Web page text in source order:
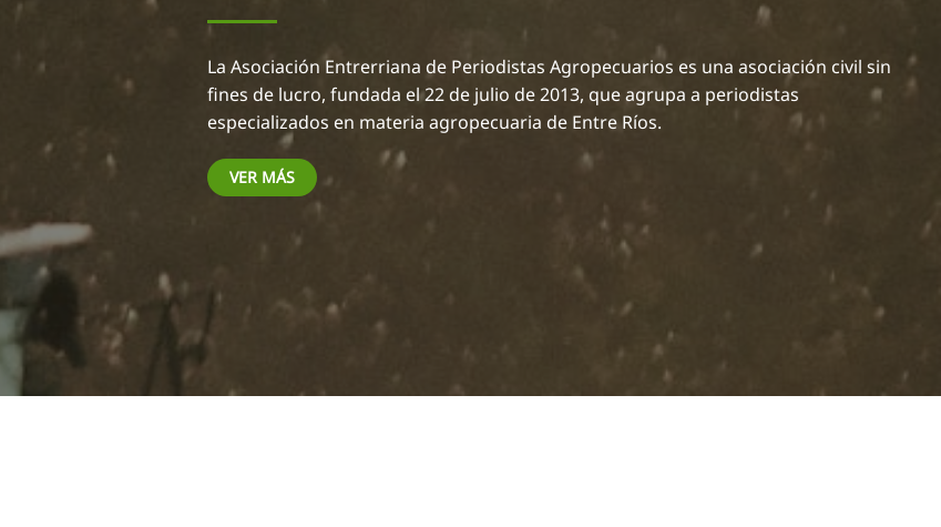
La Asociación Entrerriana de Periodistas Agropecuarios es una asociación civil sin
fines de lucro, fundada el 22 de julio de 2013, que agrupa a periodistas
especializados en materia agropecuaria de Entre Ríos.
VER MÁS